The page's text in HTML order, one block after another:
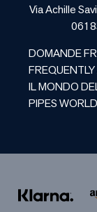
Via Achille
DOMANDE
IL MONDO
PIPES WORLD